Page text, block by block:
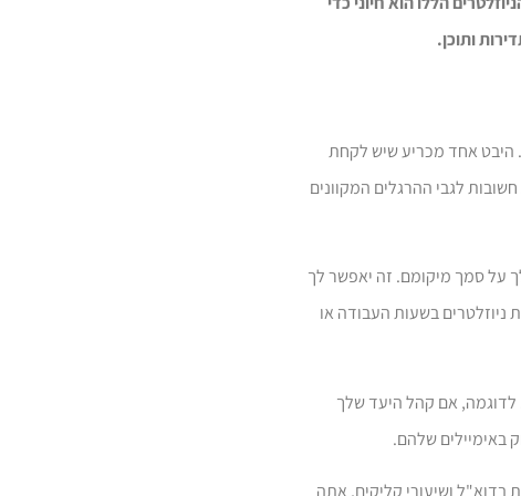
ותוכן.
היבט אחד מכריע שיש לקחת
לגבי ההרגלים המקוונים
על סמך מיקומם. זה יאפשר לך
ניוזלטרים בשעות העבודה או
לדוגמה, אם קהל היעד שלך
באימיילים שלהם.
בדוא"ל ושיעורי קליקים, אתה